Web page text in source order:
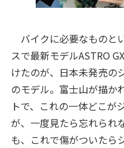
バイクに必要なものと
スで最新モデルASTRO
けたのが、日本未発売の
のモデル。富士山が描か
トで、これの一体どこが
が、一度見たら忘れられ
も、これで傷がついたら